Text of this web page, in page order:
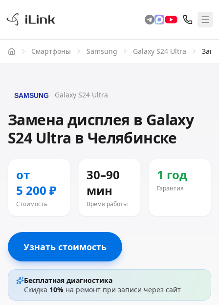
Смартфоны Samsung Galaxy S24 Ultra
Galaxy S24 Ultra
Замена дисплея в Galaxy
S24 Ultra в Челябинске
от
5 200 ₽
Стоимость
30–90
мин
Время работы
1 год
Гарантия
Узнать стоимость
Бесплатная диагностика
Скидка 10% на ремонт при записи через сайт